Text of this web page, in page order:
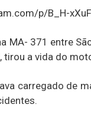
p/B_H-
MA- 371 entre
a vida do
carregado de